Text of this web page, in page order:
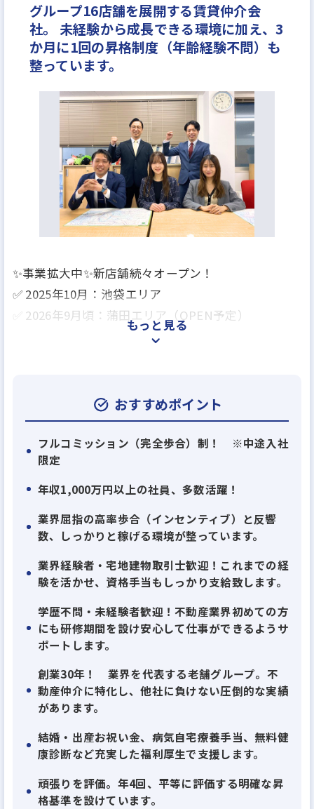
自動車免許未取得でもOK
社宅・家賃補助あり
資格支援制度あり
研修制度あり
転勤なし
フレックス勤務あり
女性が活躍中
ノルマ無し
ブランクOK
休日シフト制
年収600万円
年収700万円
年収800万円
年収900万円
年収1000万円～
月給25万円
月給30万円
月給35万円 月給40万円 月給50万円
グループ16店舗を展開する賃貸仲介会
社。 未経験から成長できる環境に加え、3
か月に1回の昇格制度（年齢経験不問）も
整っています。
✨事業拡大中✨新店舗続々オープン！
✅ 2025年10月：池袋エリア
✅ 2026年9月頃：蒲田エリア（OPEN予定）
当グループ。30年近い歴史で培った集客ノウハウと
物件管理会社との強固な信頼関係を武器に、お客様
からの反響は右肩上がり。安定した経営基盤を築い
ています。
月頃には蒲田店の出店も予定しており、事業はまさに
拡大フェーズにあります。
これに伴い、組織体制の強化を図るため、新たに10
名以上のルームアドバイザーをお迎えする予定です。
当社は、若手が中心となって各店舗を盛り上げてい
ます。先輩社員の約9割が未経験入社。前職は美容
師、アパレル店員、飲食店のホールスタッフ、コン
ビニでのレジ担当、システムエンジニア、事務など、
さまざまな経歴を持ったメンバーが集まっています。
働きやすさから、親友や兄弟を紹介して一緒に働い
ている社員も。あなたが仕事に対して不安に思うこ
との多くは、先輩社員が経験済みです。何か悩みが
あったら気軽に相談してください。安心して仕事をス
もっと見る
おすすめポイント
フルコミッション（完全歩合）制！ ※中途入社
限定
年収1,000万円以上の社員、多数活躍！
業界屈指の高率歩合（インセンティブ）と反響
数、しっかりと稼げる環境が整っています。
業界経験者・宅地建物取引士歓迎！これまでの経
験を活かせ、資格手当もしっかり支給致します。
学歴不問・未経験者歓迎！不動産業界初めての方
にも研修期間を設け安心して仕事ができるようサ
ポートします。
創業30年！ 業界を代表する老舗グループ。不
動産仲介に特化し、他社に負けない圧倒的な実績
があります。
結婚・出産お祝い金、病気自宅療養手当、無料健
康診断など充実した福利厚生で支援します。
頑張りを評価。年4回、平等に評価する明確な昇
格基準を設けています。